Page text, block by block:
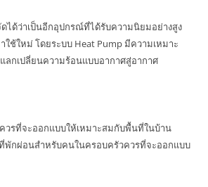
ได้ว่าเป็นอีกอุปกรณ์ที่ได้รับความนิยมอย่างสูง
ใช้ใหม่ โดยระบบ Heat Pump มีความเหมาะ
ลกเปลี่ยนความร้อนแบบอากาศสู่อากาศ
ควรที่จะออกแบบให้เหมาะสมกับพื้นที่ในบ้าน
พักผ่อนสำหรับคนในครอบครัวควรที่จะออกแบบ